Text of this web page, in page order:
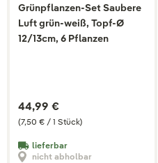
Grünpflanzen-Set Saubere
Luft grün-weiß, Topf-Ø
12/13cm, 6 Pflanzen
(7,50 € / 1 Stück)
44,99 €
lieferbar
nicht abholbar